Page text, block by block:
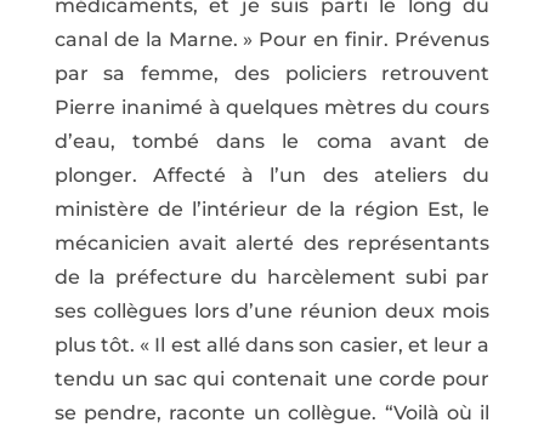
médicaments, et je suis parti le long du
canal de la Marne. » Pour en finir. Prévenus
par sa femme, des policiers retrouvent
Pierre inanimé à quelques mètres du cours
d’eau, tombé dans le coma avant de
plonger. Affecté à l’un des ateliers du
ministère de l’intérieur de la région Est, le
mécanicien avait alerté des représentants
de la préfecture du harcèlement subi par
ses collègues lors d’une réunion deux mois
plus tôt. « Il est allé dans son casier, et leur a
tendu un sac qui contenait une corde pour
se pendre, raconte un collègue. “Voilà où il